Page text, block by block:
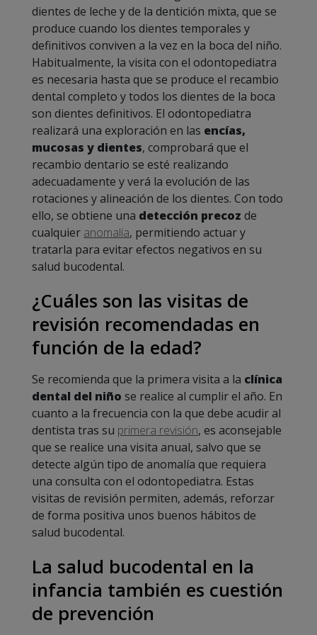
dientes de leche y de la dentición mixta, que se
produce cuando los dientes temporales y
definitivos conviven a la vez en la boca del niño.
Habitualmente, la visita con el odontopediatra
es necesaria hasta que se produce el recambio
dental completo y todos los dientes de la boca
son dientes definitivos. El odontopediatra
realizará una exploración en las encías,
mucosas y dientes, comprobará que el
recambio dentario se esté realizando
adecuadamente y verá la evolución de las
rotaciones y alineación de los dientes. Con todo
ello, se obtiene una detección precoz de
cualquier anomalía, permitiendo actuar y
tratarla para evitar efectos negativos en su
salud bucodental.
¿Cuáles son las visitas de
revisión recomendadas en
función de la edad?
Se recomienda que la primera visita a la clínica
dental del niño se realice al cumplir el año. En
cuanto a la frecuencia con la que debe acudir al
dentista tras su primera revisión, es aconsejable
que se realice una visita anual, salvo que se
detecte algún tipo de anomalía que requiera
una consulta con el odontopediatra. Estas
visitas de revisión permiten, además, reforzar
de forma positiva unos buenos hábitos de
salud bucodental.
La salud bucodental en la
infancia también es cuestión
de prevención